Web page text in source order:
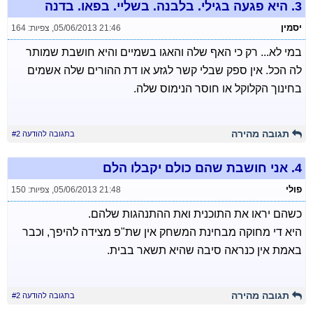
3. היא פגעה בגילי. בלבנה. בשליי. בפאו. בדנה
יסמין 05/06/2013 21:46
, צפיות: 164
במי לא... רק כי האף שלה והאגו בשמיים והיא חושבת שמותר
לה הכל. אין ספק שבלי קשר לגזע או דת ההורים שלה אשמים
בחינוך הקלוקל או חוסר הנימוס שלה.
תגובה מהירה בתגובה להודעה #2
4. אני חושבת שהם כולם יקבלו הלם
פולי 05/06/2013 21:48
, צפיות: 150
כשהם יראו את התוכנית ואת ההתנהגות שלהם.
היא די מחוקה מבחינת המשחק אין שת"פ מצידה להיפך, וכבר
באמת אין כנראה סיבה שהיא תשאר בבית.
תגובה מהירה בתגובה להודעה #2